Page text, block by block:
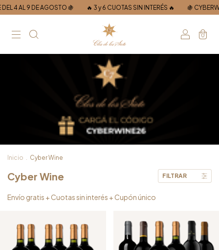
DE AGOSTO 🍇 🔥 3 y 6 CUOTAS SIN INTERÉS 🔥 🍇 CYBERWINE DEL
0
Inicio . Cyber Wine
Cyber Wine FILTRAR
Envío gratis + Cuotas sin interés + Cupón único